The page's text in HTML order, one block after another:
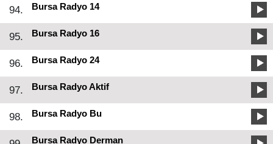
94. Bursa Radyo 14
95. Bursa Radyo 16
96. Bursa Radyo 24
97. Bursa Radyo Aktif
98. Bursa Radyo Bu
Bursa Radyo Derman